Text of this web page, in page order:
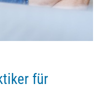
für